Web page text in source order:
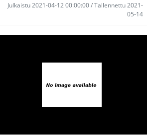
Julkaistu 2021-04-12 00:00:00 / Tallennettu 2021-
05-14